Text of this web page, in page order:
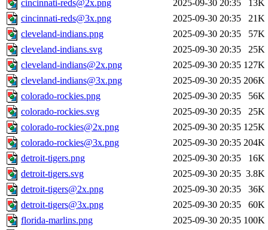
cincinnati-reds@2x.png
2025-09-30 20:35
13K
cincinnati-reds@3x.png
2025-09-30 20:35
21K
cleveland-indians.png
2025-09-30 20:35
57K
cleveland-indians.svg
2025-09-30 20:35
25K
cleveland-indians@2x.png
2025-09-30 20:35 127K
cleveland-indians@3x.png
2025-09-30 20:35 206K
colorado-rockies.png
2025-09-30 20:35
56K
colorado-rockies.svg
2025-09-30 20:35
25K
colorado-rockies@2x.png
2025-09-30 20:35 125K
colorado-rockies@3x.png
2025-09-30 20:35 204K
detroit-tigers.png
2025-09-30 20:35
16K
detroit-tigers.svg
2025-09-30 20:35 3.8K
detroit-tigers@2x.png
2025-09-30 20:35
36K
detroit-tigers@3x.png
2025-09-30 20:35
60K
florida-marlins.png
2025-09-30 20:35 100K